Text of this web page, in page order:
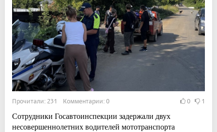
Прочитали: 231 Комментарии: 0 0 1
Сотрудники Госавтоинспекции задержали двух
несовершеннолетних водителей мототранспорта